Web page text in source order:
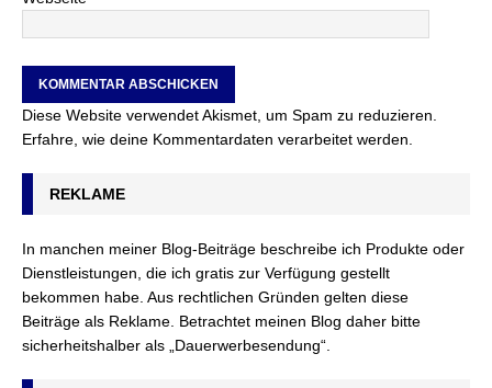
Diese Website verwendet Akismet, um Spam zu reduzieren.
Erfahre, wie deine Kommentardaten verarbeitet werden.
REKLAME
In manchen meiner Blog-Beiträge beschreibe ich Produkte oder
Dienstleistungen, die ich gratis zur Verfügung gestellt
bekommen habe. Aus rechtlichen Gründen gelten diese
Beiträge als Reklame. Betrachtet meinen Blog daher bitte
sicherheitshalber als „Dauerwerbesendung“.